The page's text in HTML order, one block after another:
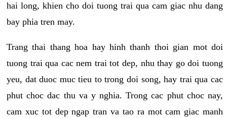
hai long, khien cho doi tuong trai qua cam giac nhu dang
bay phia tren may.
Trang thai thang hoa hay hinh thanh thoi gian mot doi
tuong trai qua cac nem trai tot dep, nhu thay go doi tuong
yeu, dat duoc muc tieu to trong doi song, hay trai qua cac
phut choc dac thu va y nghia. Trong cac phut choc nay,
cam xuc tot dep ngap tran va tao ra mot cam giac manh